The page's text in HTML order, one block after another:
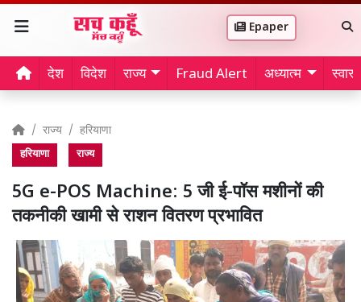
Epaper
देश विदेश राज्य Fraud Alert अध्यात्म
राज्य हरियाणा
हरियाणा राज्य
5G e-POS Machine: 5 जी ई-पॉस मशीनों की
तकनीकी खामी से राशन वितरण प्रभावित